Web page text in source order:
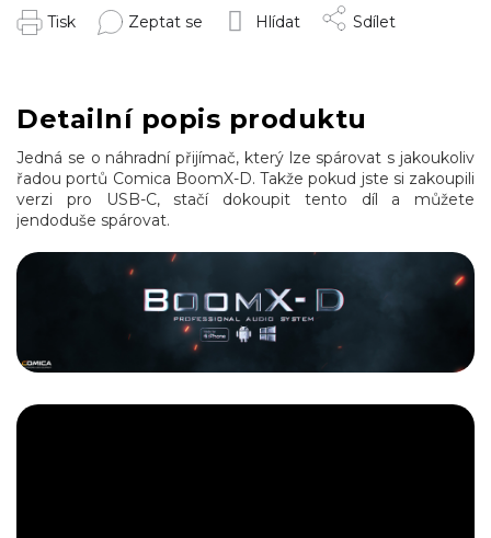
Tisk Zeptat se Hlídat Sdílet
Detailní popis produktu
Jedná se o náhradní přijímač, který lze spárovat s jakoukoliv
řadou portů Comica BoomX-D. Takže pokud jste si zakoupili
verzi pro USB-C, stačí dokoupit tento díl a můžete
jendoduše spárovat.